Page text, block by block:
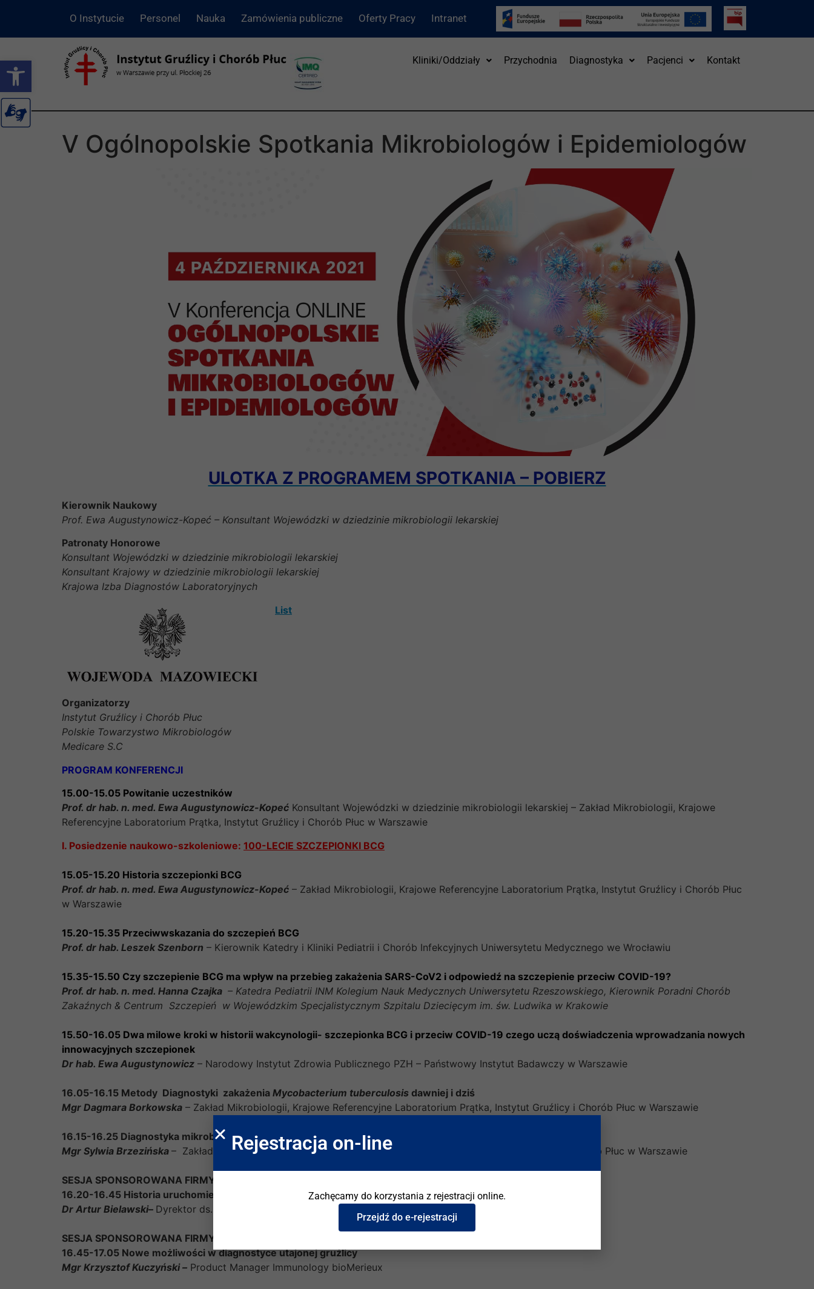
Otwórz pasek narzędzi
O Instytucie Personel Nauka Zamówienia publiczne Oferty Pracy Intranet
Kliniki/Oddziały Przychodnia Diagnostyka Pacjenci Kontakt
V Ogólnopolskie Spotkania Mikrobiologów i Epidemiologów
ULOTKA Z PROGRAMEM SPOTKANIA – POBIERZ
Kierownik Naukowy
Prof. Ewa Augustynowicz-Kopeć – Konsultant Wojewódzki w dziedzinie mikrobiologii lekarskiej
Patronaty Honorowe
Konsultant Wojewódzki w dziedzinie mikrobiologii lekarskiej
Konsultant Krajowy w dziedzinie mikrobiologii lekarskiej
Krajowa Izba Diagnostów Laboratoryjnych
List
Organizatorzy
Instytut Gruźlicy i Chorób Płuc
Polskie Towarzystwo Mikrobiologów
Medicare S.C
PROGRAM KONFERENCJI
15.00-15.05 Powitanie uczestników
Prof. dr hab. n. med. Ewa Augustynowicz-Kopeć Konsultant Wojewódzki w dziedzinie mikrobiologii lekarskiej – Zakład Mikrobiologii, Krajowe
Referencyjne Laboratorium Prątka, Instytut Gruźlicy i Chorób Płuc w Warszawie
I. Posiedzenie naukowo-szkoleniowe: 100-LECIE SZCZEPIONKI BCG
15.05-15.20 Historia szczepionki BCG
Prof. dr hab. n. med. Ewa Augustynowicz-Kopeć – Zakład Mikrobiologii, Krajowe Referencyjne Laboratorium Prątka, Instytut Gruźlicy i Chorób Płuc
w Warszawie
15.20-15.35 Przeciwwskazania do szczepień BCG
Prof. dr hab. Leszek Szenborn – Kierownik Katedry i Kliniki Pediatrii i Chorób Infekcyjnych Uniwersytetu Medycznego we Wrocławiu
15.35-15.50 Czy szczepienie BCG ma wpływ na przebieg zakażenia SARS-CoV2 i odpowiedź na szczepienie przeciw COVID-19?
Prof. dr hab. n. med. Hanna Czajka – Katedra Pediatrii INM Kolegium Nauk Medycznych Uniwersytetu Rzeszowskiego, Kierownik Poradni Chorób
Zakaźnych & Centrum Szczepień w Wojewódzkim Specjalistycznym Szpitalu Dziecięcym im. św. Ludwika w Krakowie
15.50-16.05 Dwa milowe kroki w historii wakcynologii- szczepionka BCG i przeciw COVID-19 czego uczą doświadczenia wprowadzania nowych
innowacyjnych szczepionek
Dr hab. Ewa Augustynowicz – Narodowy Instytut Zdrowia Publicznego PZH – Państwowy Instytut Badawczy w Warszawie
16.05-16.15 Metody Diagnostyki zakażenia Mycobacterium tuberculosis dawniej i dziś
Mgr Dagmara Borkowska – Zakład Mikrobiologii, Krajowe Referencyjne Laboratorium Prątka, Instytut Gruźlicy i Chorób Płuc w Warszawie
16.15-16.25 Diagnostyka mikrobiologiczna Niepożądanych Odczynów Poszczepiennych po szczepionce BCG
Mgr Sylwia Brzezińska – Zakład Mikrobiologii, Krajowe Referencyjne Laboratorium Prątka, Instytut Gruźlicy i Chorób Płuc w Warszawie
SESJA SPONSOROWANA FIRMY BIOMED LUBLIN
16.20-16.45 Historia uruchomienia produkcji szczepionki BCG i jej zastosowanie w immunoterapii
Dr Artur Bielawski– Dyrektor ds. Produkcji Biomed Lublin S.A.
SESJA SPONSOROWANA FIRMY BIOMERIEUX
16.45-17.05 Nowe możliwości w diagnostyce utajonej gruźlicy
Mgr Krzysztof Kuczyński – Product Manager Immunology bioMerieux
Rejestracja on-line
Zachęcamy do korzystania z rejestracji online.
Przejdź do e-rejestracji